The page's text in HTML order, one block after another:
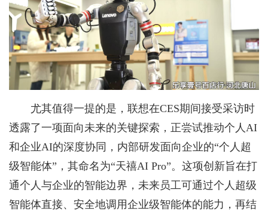
尤其值得一提的是，联想在CES期间接受采访时
透露了一项面向未来的关键探索，正尝试推动个人AI
和企业AI的深度协同，内部研发面向企业的“个人超
级智能体”，其命名为“天禧AI Pro”。这项创新旨在打
通个人与企业的智能边界，未来员工可通过个人超级
智能体直接、安全地调用企业级智能体的能力，再结